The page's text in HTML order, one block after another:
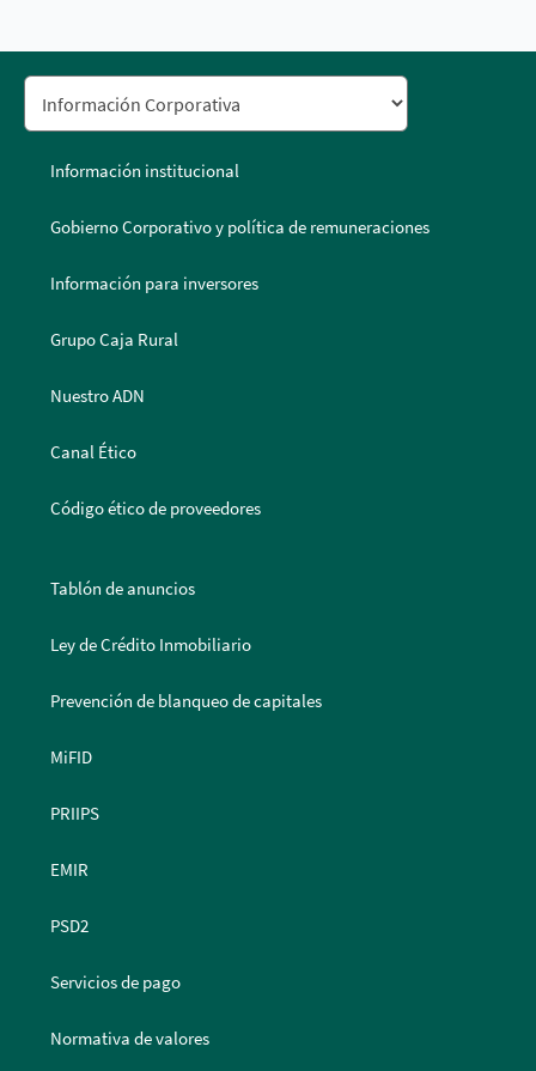
Información institucional
Gobierno Corporativo y política de remuneraciones
Información para inversores
Grupo Caja Rural
Nuestro ADN
Canal Ético
Código ético de proveedores
Tablón de anuncios
Ley de Crédito Inmobiliario
Prevención de blanqueo de capitales
MiFID
PRIIPS
EMIR
PSD2
Servicios de pago
Normativa de valores